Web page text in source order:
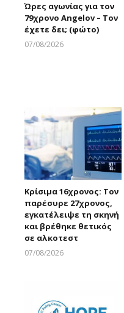
Ώρες αγωνίας για τον
79χρονο Angelov – Τον
έχετε δει; (φώτο)
07/08/2026
Κρίσιμα 16χρονος: Τον
παρέσυρε 27χρονος,
εγκατέλειψε τη σκηνή
και βρέθηκε θετικός
σε αλκοτεστ
07/08/2026